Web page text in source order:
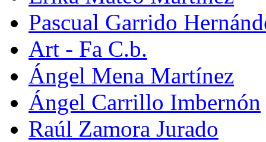
Pascual Garrido
Art - Fa C.b.
Ángel Mena Martínez
Ángel Carrillo Imbernón
Raúl Zamora Jurado